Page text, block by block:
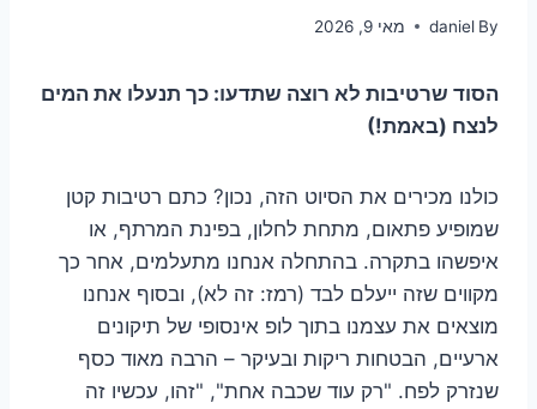
By
daniel מאי 9, 2026
הסוד שרטיבות לא רוצה שתדעו: כך תנעלו את המים
לנצח (באמת!)
כולנו מכירים את הסיוט הזה, נכון? כתם רטיבות קטן
שמופיע פתאום, מתחת לחלון, בפינת המרתף, או
איפשהו בתקרה. בהתחלה אנחנו מתעלמים, אחר כך
מקווים שזה ייעלם לבד (רמז: זה לא), ובסוף אנחנו
מוצאים את עצמנו בתוך לופ אינסופי של תיקונים
ארעיים, הבטחות ריקות ובעיקר – הרבה מאוד כסף
שנזרק לפח. "רק עוד שכבה אחת", "זהו, עכשיו זה